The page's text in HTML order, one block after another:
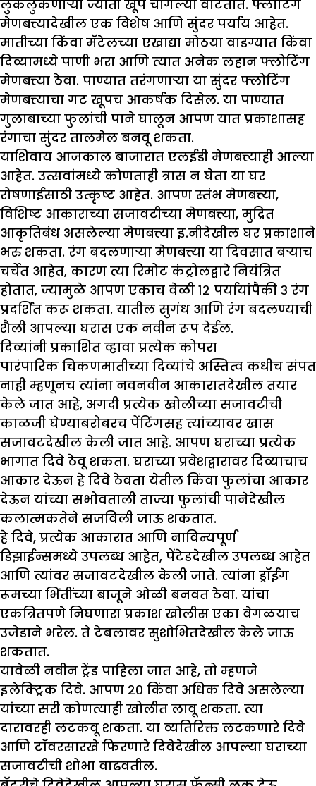
लुकलुकणाऱ्या ज्योती खूप चांगल्या वाटतात. फ्लोटिंग
मेणबत्त्यादेखील एक विशेष आणि सुंदर पर्याय आहेत.
मातीच्या किंवा मॅटेलच्या एखाद्या मोठया वाडग्यात किंवा
दिव्यामध्ये पाणी भरा आणि त्यात अनेक लहान फ्लोटिंग
मेणबत्त्या ठेवा. पाण्यात तरंगणाऱ्या या सुंदर फ्लोटिंग
मेणबत्त्याचा गट खूपच आकर्षक दिसेल. या पाण्यात
गुलाबाच्या फुलांची पाने घालून आपण यात प्रकाशासह
रंगाचा सुंदर तालमेल बनवू शकता.
याशिवाय आजकाल बाजारात एलईडी मेणबत्त्याही आल्या
आहेत. उत्सवांमध्ये कोणताही त्रास न घेता या घर
रोषणाईसाठी उत्कृष्ट आहेत. आपण स्तंभ मेणबत्त्या,
विशिष्ट आकाराच्या सजावटीच्या मेणबत्त्या, मुद्रित
आकृतिबंध असलेल्या मेणबत्त्या इ.नीदेखील घर प्रकाशाने
भरु शकता. रंग बदलणाऱ्या मेणबत्त्या या दिवसात बऱ्याच
चर्चेत आहेत, कारण त्या रिमोट कंट्रोलद्वारे नियंत्रित
होतात, ज्यामुळे आपण एकाच वेळी १२ पर्यायांपैकी ३ रंग
प्रदर्शित करू शकता. यातील सुगंध आणि रंग बदलण्याची
शैली आपल्या घरास एक नवीन रूप देईल.
दिव्यांनी प्रकाशित व्हावा प्रत्येक कोपरा
पारंपारिक चिकणमातीच्या दिव्यांचे अस्तित्व कधीच संपत
नाही म्हणूनच त्यांना नवनवीन आकारातदेखील तयार
केले जात आहे, अगदी प्रत्येक खोलीच्या सजावटीची
काळजी घेण्याबरोबरच पेंटिंगसह त्यांच्यावर खास
सजावटदेखील केली जात आहे. आपण घराच्या प्रत्येक
भागात दिवे ठेवू शकता. घराच्या प्रवेशद्वारावर दिव्याचाच
आकार देऊन हे दिवे ठेवता येतील किंवा फुलांचा आकार
देऊन यांच्या सभोवताली ताज्या फुलांची पानेदेखील
कलात्मकतेने सजविली जाऊ शकतात.
हे दिवे, प्रत्येक आकारात आणि नाविन्यपूर्ण
डिझाईन्समध्ये उपलब्ध आहेत, पेंटेडदेखील उपलब्ध आहेत
आणि त्यांवर सजावटदेखील केली जाते. त्यांना ड्रॉईंग
रूमच्या भिंतींच्या बाजूने ओळी बनवत ठेवा. यांचा
एकत्रितपणे निघणारा प्रकाश खोलीस एका वेगळयाच
उजेडाने भरेल. ते टेबलावर सुशोभितदेखील केले जाऊ
शकतात.
यावेळी नवीन ट्रेंड पाहिला जात आहे, तो म्हणजे
इलेक्ट्रिक दिवे. आपण २० किंवा अधिक दिवे असलेल्या
यांच्या सरी कोणत्याही खोलीत लावू शकता. त्या
दारावरही लटकवू शकता. या व्यतिरिक्त लटकणारे दिवे
आणि टॉवरसारखे फिरणारे दिवेदेखील आपल्या घराच्या
सजावटीची शोभा वाढवतील.